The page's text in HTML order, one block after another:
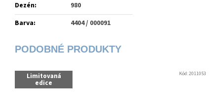
Dezén:
980
Barva: 4404 / 000091
Limitovaná
edice
Kód:2011053